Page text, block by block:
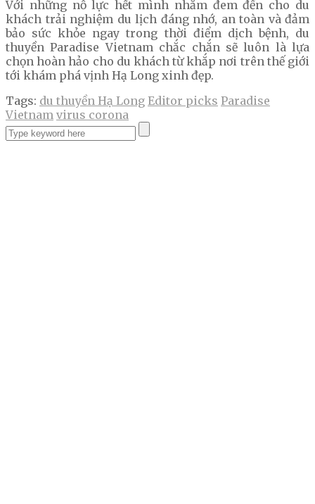
Với những nỗ lực hết mình nhằm đem đến cho du
khách trải nghiệm du lịch đáng nhớ, an toàn và đảm
bảo sức khỏe ngay trong thời điểm dịch bệnh, du
thuyền Paradise Vietnam chắc chắn sẽ luôn là lựa
chọn hoàn hảo cho du khách từ khắp nơi trên thế giới
tới khám phá vịnh Hạ Long xinh đẹp.
Tags: du thuyền Hạ Long Editor picks Paradise
Vietnam virus corona